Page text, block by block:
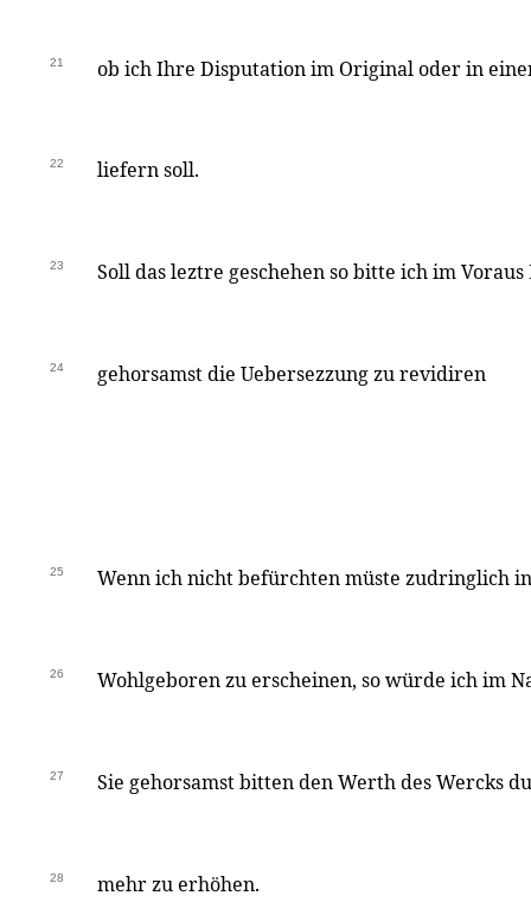
21 ob ich Ihre Disputation im Original oder in
22 liefern soll.
23 Soll das leztre geschehen so bitte ich im
24 gehorsamst die Uebersezzung zu revidiren
25 Wenn ich nicht befürchten müste zudringlich
26 Wohlgeboren zu erscheinen, so würde ich im
27 Sie gehorsamst bitten den Werth des Wercks
28 mehr zu erhöhen.